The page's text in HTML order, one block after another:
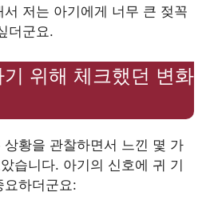
저는 아기에게 너무 큰 젖꼭
더군요.
위해 체크했던 변화
황을 관찰하면서 느낀 몇 가
습니다. 아기의 신호에 귀 기
요하더군요: